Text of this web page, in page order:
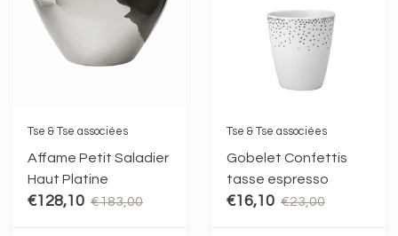
Tse & Tse associées
Affame Petit Saladier
Haut Platine
€128,10 €183,00
Tse & Tse associées
Gobelet Confettis
tasse espresso
€16,10 €23,00